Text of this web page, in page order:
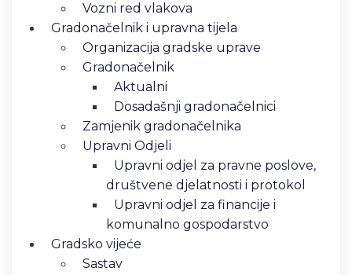
Vozni red vlakova
Gradonačelnik i upravna tijela
Organizacija gradske uprave
Gradonačelnik
Aktualni
Dosadašnji gradonačelnici
Zamjenik gradonačelnika
Upravni Odjeli
Upravni odjel za pravne poslove,
društvene djelatnosti i protokol
Upravni odjel za financije i
komunalno gospodarstvo
Gradsko vijeće
Sastav